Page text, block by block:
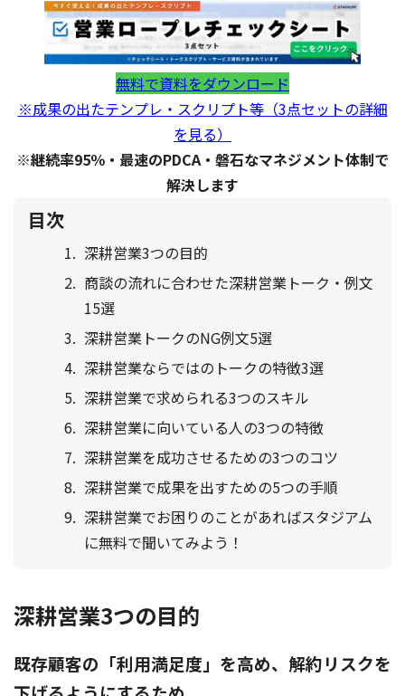
無料で資料をダウンロード
※成果の出たテンプレ・スクリプト等（3点セットの詳細
を見る）
※継続率95％・最速のPDCA・磐石なマネジメント体制で
解決します
目次
深耕営業3つの目的
商談の流れに合わせた深耕営業トーク・例文
15選
深耕営業トークのNG例文5選
深耕営業ならではのトークの特徴3選
深耕営業で求められる3つのスキル
深耕営業に向いている人の3つの特徴
深耕営業を成功させるための3つのコツ
深耕営業で成果を出すための5つの手順
深耕営業でお困りのことがあればスタジアム
に無料で聞いてみよう！
深耕営業3つの目的
既存顧客の「利用満足度」を高め、解約リスクを